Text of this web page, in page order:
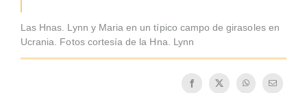
La medalla de San Benito
Las Hnas. Lynn y Maria en un típico campo de girasoles en
Ucrania. Fotos cortesía de la Hna. Lynn